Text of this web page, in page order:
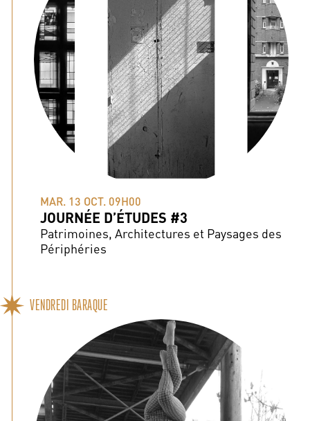
MAR. 13 OCT. 09H00
JOURNÉE D’ÉTUDES #3
Patrimoines, Architectures et Paysages des
Périphéries
VENDREDI BARAQUE